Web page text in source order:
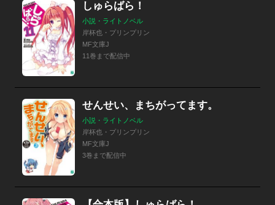
しゅらばら！
小説・ライトノベル
岸杯也・プリンプリン
MF文庫J
11巻まで配信中
せんせい、まちがってます。
小説・ライトノベル
岸杯也・プリンプリン
MF文庫J
3巻まで配信中